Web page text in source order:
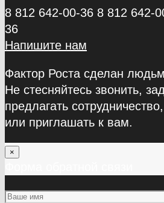
8 812 642-00-36 8 812 642-
36
Напишите нам
Фактор Роста сделан
Не стесняйтесь звонить,
предлагать
или приглашать к вам.
×